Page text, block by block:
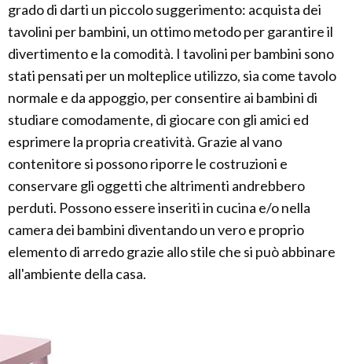
grado di darti un piccolo suggerimento: acquista dei
tavolini per bambini, un ottimo metodo per garantire il
divertimento e la comodità. I tavolini per bambini sono
stati pensati per un molteplice utilizzo, sia come tavolo
normale e da appoggio, per consentire ai bambini di
studiare comodamente, di giocare con gli amici ed
esprimere la propria creatività. Grazie al vano
contenitore si possono riporre le costruzioni e
conservare gli oggetti che altrimenti andrebbero
perduti. Possono essere inseriti in cucina e/o nella
camera dei bambini diventando un vero e proprio
elemento di arredo grazie allo stile che si può abbinare
all'ambiente della casa.